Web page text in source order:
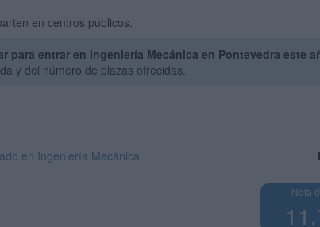
en centros públicos.
entrar en Ingeniería Mecánica en Pontevedra este
y del número de plazas ofrecidas.
Nota
en Ingeniería Mecánica